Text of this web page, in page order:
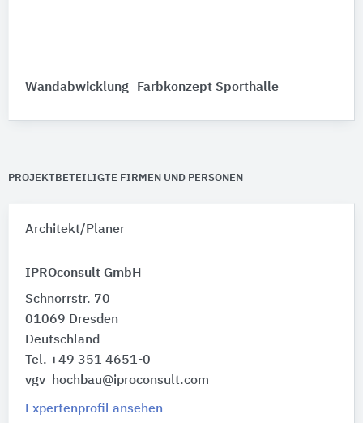
Wandabwicklung_Farbkonzept Sporthalle
PROJEKTBETEILIGTE FIRMEN UND PERSONEN
Architekt/Planer
IPROconsult GmbH
Schnorrstr. 70
01069 Dresden
Deutschland
Tel. +49 351 4651-0
vgv_hochbau@iproconsult.com
Expertenprofil ansehen